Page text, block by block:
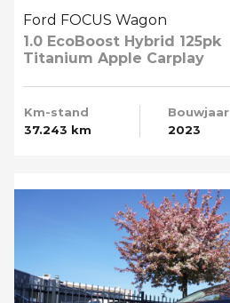
Ford FOCUS Wagon
1.0 EcoBoost Hybrid 125pk
Titanium Apple Carplay
Km-stand
37.243 km
Bouwjaar
2023